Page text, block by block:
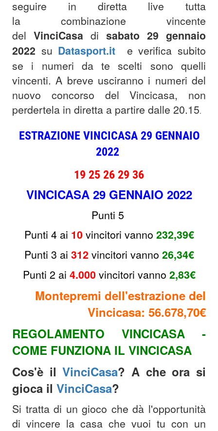
seguire in diretta live tutta
la combinazione vincente
del VinciCasa di sabato 29 gennaio
2022 su Datasport.it
e verifica subito
se i numeri da te scelti sono quelli
vincenti. A breve usciranno i numeri del
nuovo concorso del Vincicasa, non
perdertela in diretta a partire dalle 20.15.
ESTRAZIONE VINCICASA 29 GENNAIO
2022
19 25 26 29 36
VINCICASA 29 GENNAIO 2022
Punti 5
Punti 4 ai 10 vincitori vanno 232,39€
Punti 3 ai 312 vincitori vanno 26,34€
Punti 2 ai 4.000 vincitori vanno 2,83€
Montepremi dell'estrazione del
Vincicasa: 56.678,70€
REGOLAMENTO VINCICASA -
COME FUNZIONA IL VINCICASA
Cos'è ilVinciCasa? A che ora si
gioca il VinciCasa?
Si tratta di un gioco che dà l'opportunità
di vincere la casa che vuoi tu con un